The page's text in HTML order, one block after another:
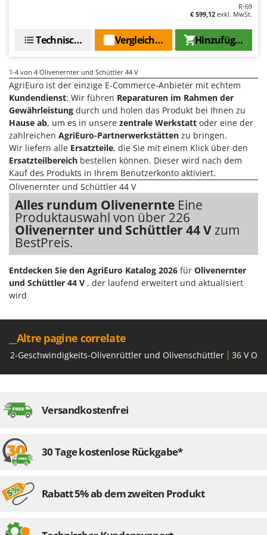
Pelletpressen
Planierschilder für Traktoren
Plasmaschneider
Poolroboter
Pools
Poolstaubsauger
R
Rasenmäher
Rasensodenschneider
Rasentraktoren Aufsitzmäher
Rasentrimmer - Kantenschneider
Rasentrimmer - Motorsensen - Freischneider
Rührtöpfe mit Elektrischem Rührwerk
Sämaschinen und Düngerstreuer
Scheibenpflüge
Schneefräsen
Schrotmühlen - elektrisch
Schweißgeräte
Sichelmähwerke für Traktoren
Sichelmulcher für Traktoren
Gardena
Garofalo
GeoTech
GeoTech Pro
Gierre
Ginko - MGM
Gipeco
Girmi
Goodyear
GRAEF
GreenBay
GYS
H
Honda
I
Idromatic
R-69
€ 599,12 exkl. MwSt.
Hinzufügen
Vergleichen Sie
Technische Daten
1-4 von 4 Olivenernter und Schüttler 44 V
AgriEuro ist der einzige E-Commerce-Anbieter mit echtem
Kundendienst: Wir führen Reparaturen im Rahmen der
Gewährleistung durch und holen das Produkt bei Ihnen zu
Hause ab, um es in unsere zentrale Werkstatt oder eine der
zahlreichen AgriEuro-Partnerwerkstätten zu bringen.
Wir liefern alle Ersatzteile, die Sie mit einem Klick über den
Ersatzteilbereich bestellen können. Dieser wird nach dem
Kauf des Produkts in Ihrem Benutzerkonto aktiviert.
Olivenernter und Schüttler 44 V
Alles rundum Olivenernte Eine
Produktauswahl von über 226
Olivenernter und Schüttler 44 Vzum
BestPreis.
Entdecken Sie den AgriEuro Katalog 2026 für Olivenernter
und Schüttler 44 V , der laufend erweitert und aktualisiert
wird
__Altre pagine correlate
2-Geschwindigkeits-Olivenrüttler und Olivenschüttler 36 V
Versandkostenfrei
30 Tage kostenlose Rückgabe*
Rabatt 5% ab dem zweiten Produkt